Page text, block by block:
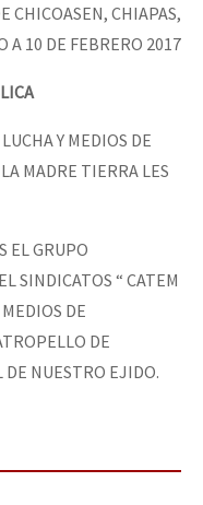
CHICOASEN, CHIAPAS,
A 10 DE FEBRERO 2017
Y MEDIOS DE
MADRE TIERRA LES
EL GRUPO
SINDICATOS “ CATEM
DE
DE
DE NUESTRO EJIDO.